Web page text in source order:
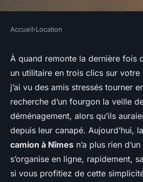
Louez votre
à Nîmes avec nos
spécialisées
Callista•22/05/2026 20:38•8 min de
Accueil›Location
À quand remonte la dernière fois
un utilitaire en trois clics sur votre
j’ai vu des amis stressés tourner
recherche d’un fourgon la veille
déménagement, alors qu’ils
depuis leur canapé. Aujourd’hui, la
camion à Nîmes n’a plus rien
s’organise en ligne, rapidement,
si vous profitiez de cette